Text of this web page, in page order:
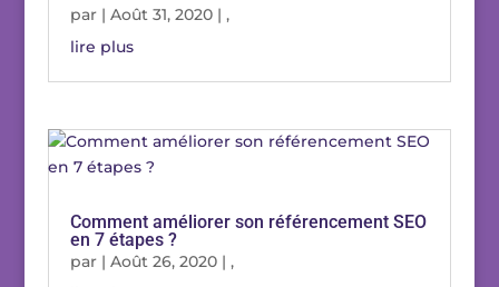
par | Août 31, 2020| ,
lire plus
Comment améliorer son référencement SEO
en 7 étapes ?
par | Août 26, 2020| ,